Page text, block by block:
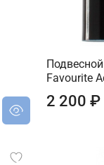
Favourite
2 200 ₽